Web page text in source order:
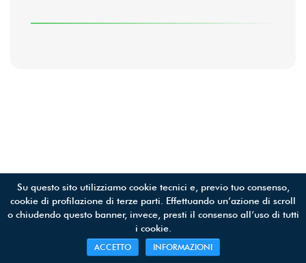
SOS UTENTI APS © 2019 | All Rights Reserved | C.F 97398710588
Su questo sito utilizziamo cookie tecnici e, previo tuo consenso,
cookie di profilazione di terze parti. Effettuando un’azione di scroll
o chiudendo questo banner, invece, presti il consenso all’uso di tutti
i cookie.
ACCETTO INFORMAZIONI